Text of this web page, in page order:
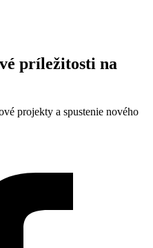
príležitosti na
projekty a spustenie nového